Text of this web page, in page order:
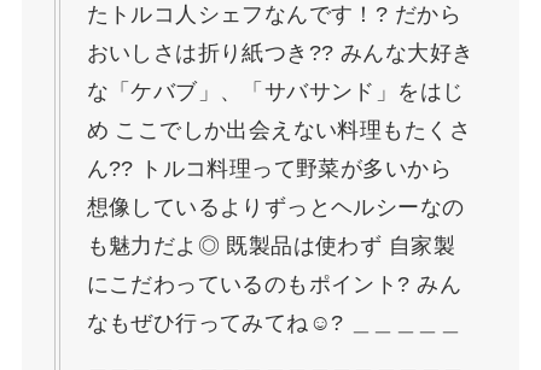
たトルコ人シェフなんです！? だから
おいしさは折り紙つき?? みんな大好き
な「ケバブ」、「サバサンド」をはじ
め ここでしか出会えない料理もたくさ
ん?? トルコ料理って野菜が多いから
想像しているよりずっとヘルシーなの
も魅力だよ◎ 既製品は使わず 自家製
にこだわっているのもポイント? みん
なもぜひ行ってみてね☺? ＿＿＿＿＿